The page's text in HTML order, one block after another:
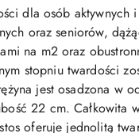
dla osób
oraz seniorów,
na m2 oraz
stopniu twardości
jest osadzona w
22 cm.
oferuje jednolitą